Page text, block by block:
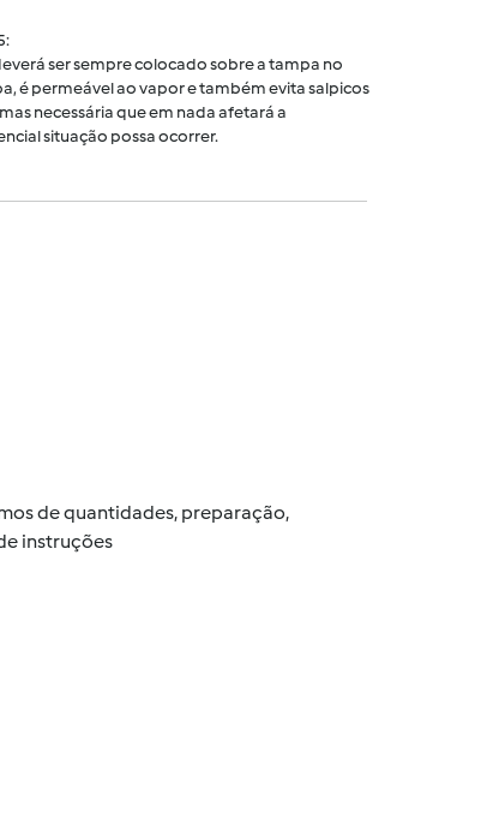
ser sempre colocado sobre a tampa no
é permeável ao vapor e também evita salpicos
necessária que em nada afetará a
situação possa ocorrer.
de quantidades, preparação,
instruções